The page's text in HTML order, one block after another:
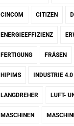
CINCOM CITIZEN
ENERGIEEFFIZIENZ
FERTIGUNG FRÄSEN
HIPIMS INDUSTRIE 4.0
LANGDREHER LUFT-
MASCHINEN